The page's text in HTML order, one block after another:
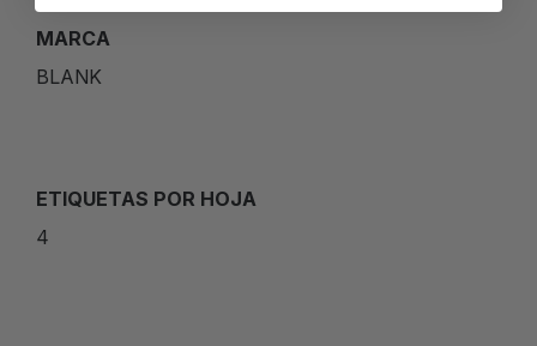
MARCA
BLANK
ETIQUETAS POR HOJA
4